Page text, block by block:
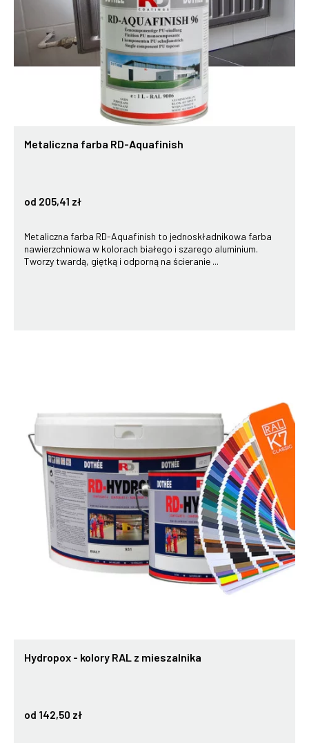
Metaliczna farba RD-Aquafinish
od 205,41 zł
Metaliczna farba RD-Aquafinish to jednoskładnikowa farba
nawierzchniowa w kolorach białego i szarego aluminium.
Tworzy twardą, giętką i odporną na ścieranie ...
Hydropox - kolory RAL z mieszalnika
od 142,50 zł